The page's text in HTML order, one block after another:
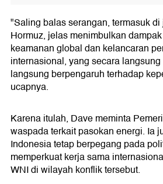
"Saling balas serangan, termasuk
Hormuz, jelas menimbulkan
keamanan global dan kelancaran
internasional, yang secara
langsung berpengaruh terhadap
ucapnya.
Karena itulah, Dave meminta
waspada terkait pasokan energi. Ia
Indonesia tetap berpegang pada
memperkuat kerja sama
WNI di wilayah konflik tersebut.